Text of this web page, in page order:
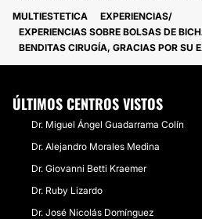
MULTIESTETICA
EXPERIENCIAS
EXPERIENCIAS SOBRE BOLSAS DE
BENDITAS CIRUGÍA, GRACIAS POR SU
ÚLTIMOS CENTROS VISTOS
Dr. Miguel Ángel Guadarrama Colín
Dr. Alejandro Morales Medina
Dr. Giovanni Betti Kraemer
Dr. Ruby Lizardo
Dr. José Nicolás Domínguez